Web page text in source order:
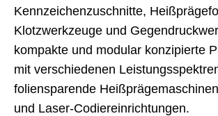
Kennzeichenzuschnitte,
Klotzwerkzeuge und
kompakte und modular konzipierte
mit verschiedenen
foliensparende
und Laser-Codiereinrichtungen.